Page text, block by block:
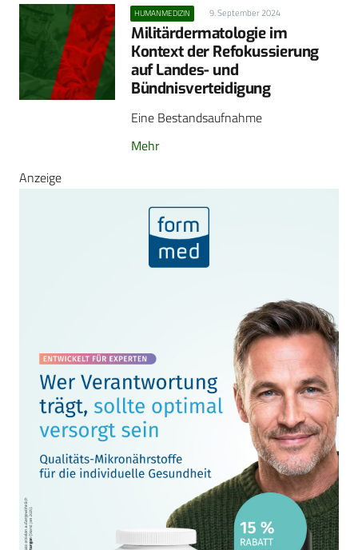
HUMANMEDIZIN 9. September 2024
Militärdermatologie im
Kontext der Refokussierung
auf Landes- und
Bündnisverteidigung
Eine Bestandsaufnahme
Mehr
Anzeige